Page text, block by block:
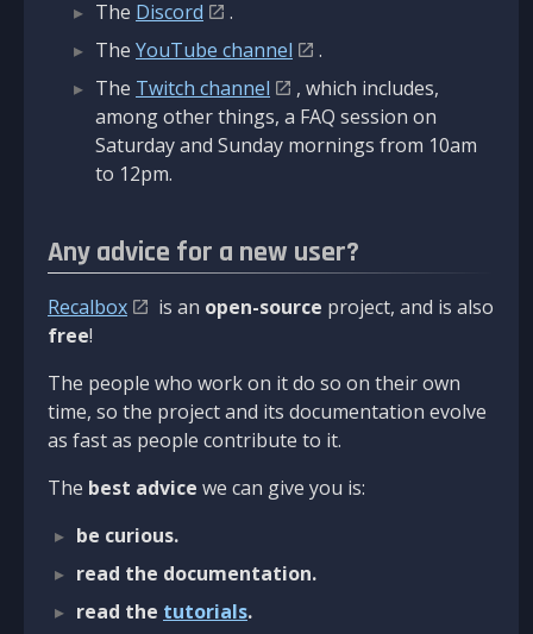
The Discord
.
The YouTube channel
.
The Twitch channel
, which includes,
among other things, a FAQ session on
Saturday and Sunday mornings from 10am
to 12pm.
Any advice for a new user?
Recalbox is an open-source project, and is also
free!
The people who work on it do so on their own
time, so the project and its documentation evolve
as fast as people contribute to it.
The best advice we can give you is:
be curious.
read the documentation.
read the tutorials.